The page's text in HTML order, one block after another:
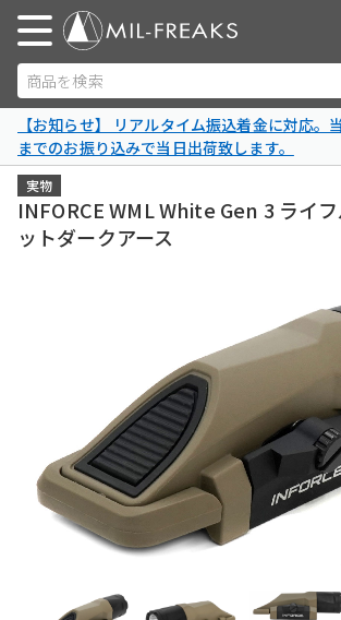
商品を検索
【お知らせ】 リアルタイム振込着金に対応。
までのお振り込みで当日出荷致します。
実物
INFORCE WML White Gen 3 ライ
ットダークアース